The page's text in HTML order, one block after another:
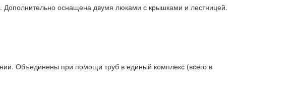
Дополнительно оснащена двумя люками с крышками и лестницей.
Объединены при помощи труб в единый комплекс (всего в